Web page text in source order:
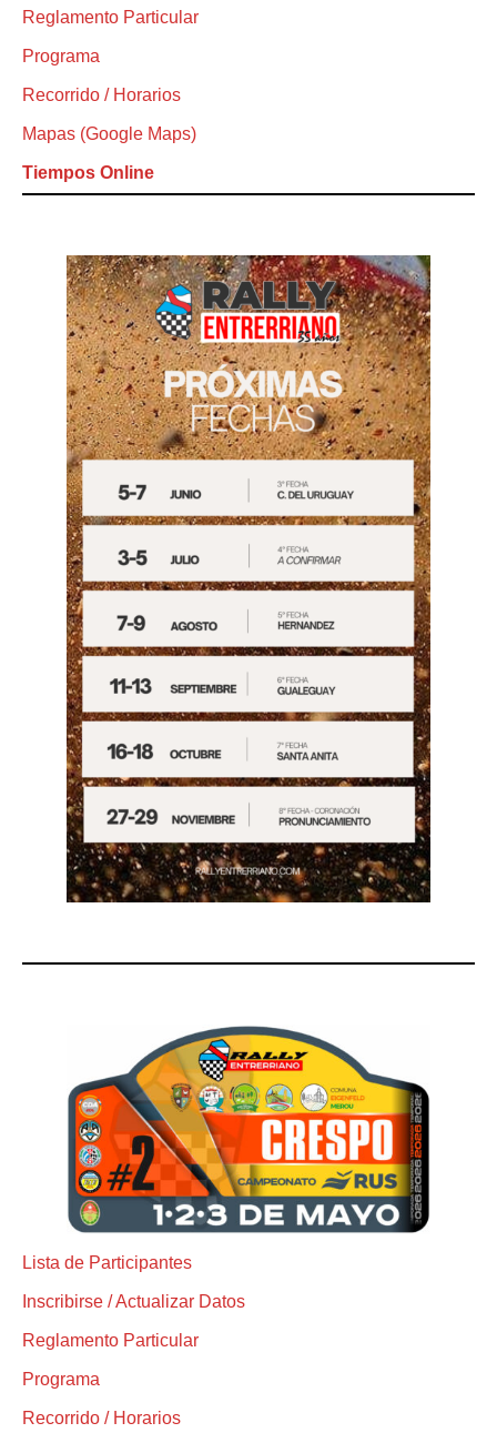
Reglamento Particular
Programa
Recorrido / Horarios
Mapas (Google Maps)
Tiempos Online
Lista de Participantes
Inscribirse / Actualizar Datos
Reglamento Particular
Programa
Recorrido / Horarios